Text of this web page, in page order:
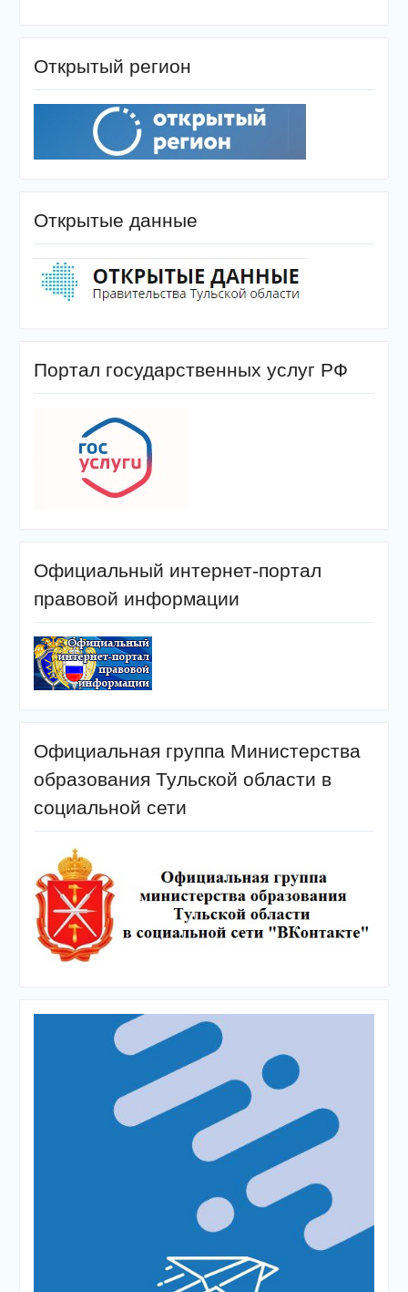
Открытый регион
Открытые данные
Портал государственных услуг РФ
Официальный интернет-портал
правовой информации
Официальная группа Министерства
образования Тульской области в
социальной сети